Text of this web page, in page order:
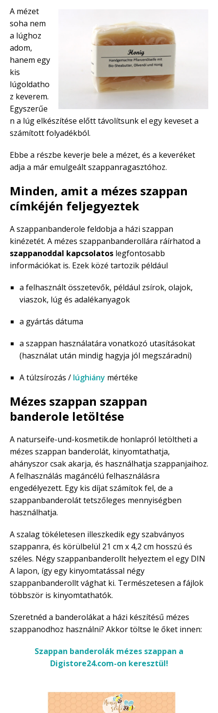
A mézet
soha nem
a lúghoz
adom,
hanem egy
kis
lúgoldatho
z keverem.
Egyszerűe
n a lúg elkészítése előtt távolítsunk el egy keveset a
számított folyadékból.
Ebbe a részbe keverje bele a mézet, és a keveréket
adja a már emulgeált szappanragasztóhoz.
Minden, amit a mézes szappan
címkéjén feljegyeztek
A szappanbanderole feldobja a házi szappan
kinézetét. A mézes szappanbanderollára ráírhatod a
szappanoddal kapcsolatos legfontosabb
információkat is. Ezek közé tartozik például
a felhasznált összetevők, például zsírok, olajok,
viaszok, lúg és adalékanyagok
a gyártás dátuma
a szappan használatára vonatkozó utasításokat
(használat után mindig hagyja jól megszáradni)
A túlzsírozás / lúghiány mértéke
Mézes szappan szappan
banderole letöltése
A naturseife-und-kosmetik.de honlapról letöltheti a
mézes szappan banderolát, kinyomtathatja,
ahányszor csak akarja, és használhatja szappanjaihoz.
A felhasználás magáncélú felhasználásra
engedélyezett. Egy kis díjat számítok fel, de a
szappanbanderolát tetszőleges mennyiségben
használhatja.
A szalag tökéletesen illeszkedik egy szabványos
szappanra, és körülbelül 21 cm x 4,2 cm hosszú és
széles. Négy szappanbanderollt helyeztem el egy DIN
A lapon, így egy kinyomtatással négy
szappanbanderollt vághat ki. Természetesen a fájlok
többször is kinyomtathatók.
Szeretnéd a banderolákat a házi készítésű mézes
szappanodhoz használni? Akkor töltse le őket innen:
Szappan banderolák mézes szappan a
Digistore24.com-on keresztül!